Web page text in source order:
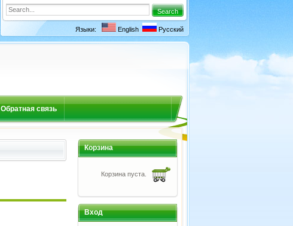
Языки: English Русский
Обратная связь
Корзина
Корзина пуста.
Вход